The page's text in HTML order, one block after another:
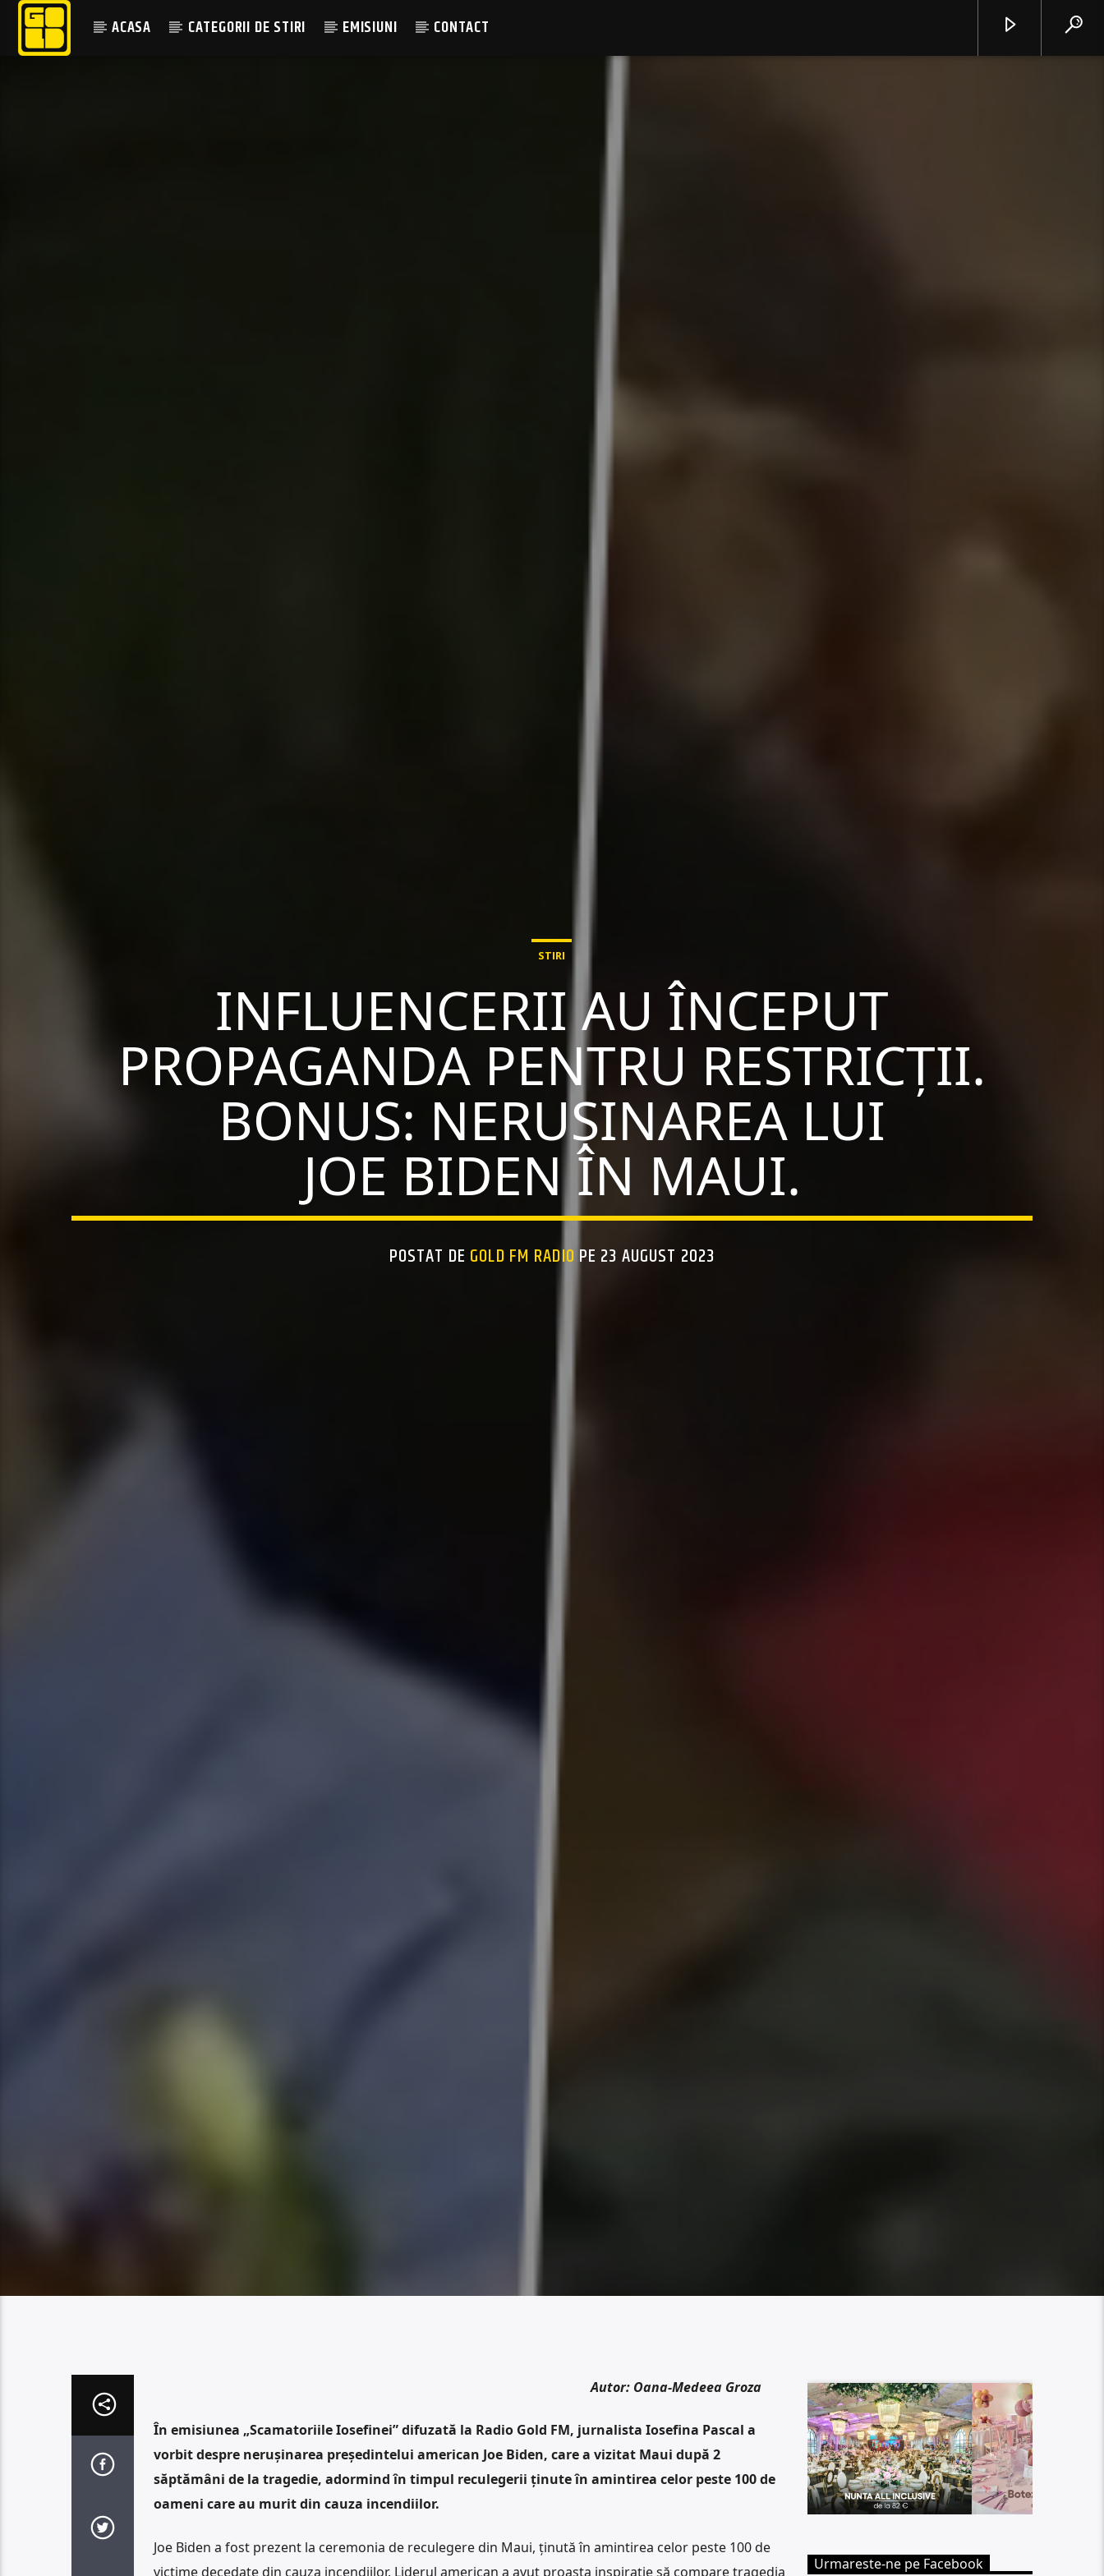
ACASA CATEGORII DE STIRI EMISIUNI CONTACT
STIRI
INFLUENCERII AU ÎNCEPUT
PROPAGANDA PENTRU RESTRICȚII.
BONUS: NERUȘINAREA LUI
JOE BIDEN ÎN MAUI.
POSTAT DE GOLD FM RADIO PE 23 AUGUST 2023
Autor: Oana-Medeea Groza
În emisiunea „Scamatoriile Iosefinei” difuzată la Radio Gold FM, jurnalista Iosefina Pascal a
vorbit despre nerușinarea președintelui american Joe Biden, care a vizitat Maui după 2
săptămâni de la tragedie, adormind în timpul reculegerii ținute în amintirea celor peste 100 de
oameni care au murit din cauza incendiilor.
Joe Biden a fost prezent la ceremonia de reculegere din Maui, ținută în amintirea celor peste 100 de
victime decedate din cauza incendiilor. Liderul american a avut proasta inspirație să compare tragedia
Urmareste-ne pe Facebook